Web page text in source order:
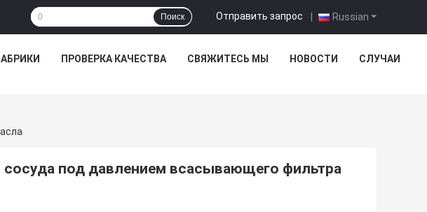
Russian
Отправить запрос |
Поиск
ПРОВЕРКА КАЧЕСТВА СВЯЖИТЕСЬ МЫ НОВОСТИ СЛУЧАИ
сосуда под давлением всасывающего фильтра